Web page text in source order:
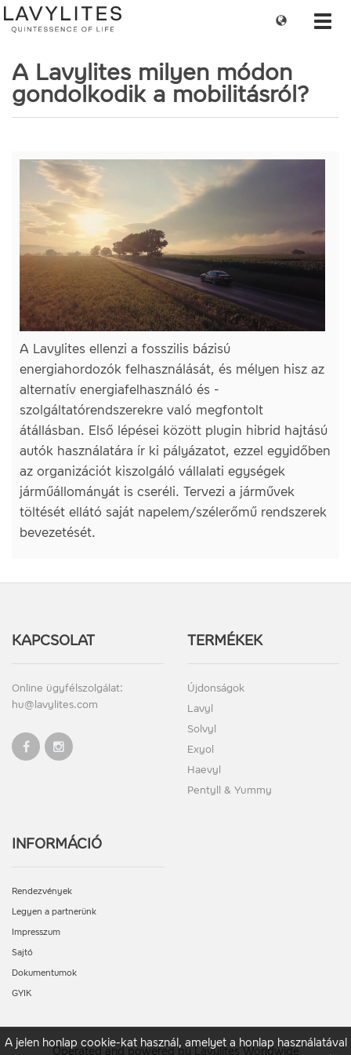
Change
A Lavylites milyen módon
gondolkodik a mobilitásról?
A Lavylites ellenzi a fosszilis bázisú
energiahordozók felhasználását, és mélyen hisz az
alternatív energiafelhasználó és -
szolgáltatórendszerekre való megfontolt
átállásban. Első lépései között plugin hibrid hajtású
autók használatára ír ki pályázatot, ezzel egyidőben
az organizációt kiszolgáló vállalati egységek
járműállományát is cseréli. Tervezi a járművek
töltését ellátó saját napelem/szélerőmű rendszerek
bevezetését.
KAPCSOLAT
Online ügyfélszolgálat:
hu@lavylites.com
TERMÉKEK
Újdonságok
Lavyl
Solvyl
Exyol
Haevyl
Pentyll & Yummy
INFORMÁCIÓ
Rendezvények
Legyen a partnerünk
Impresszum
Sajtó
Dokumentumok
GYIK
Operated and powered by Lavylites Worldwide
A jelen honlap cookie-kat használ, amelyet a honlap használatával